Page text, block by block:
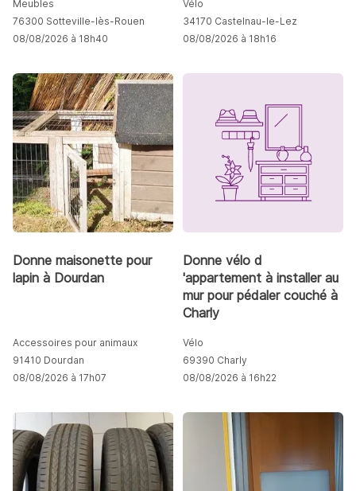
Meubles
76300 Sotteville-lès-Rouen
08/08/2026 à 18h40
Vélo
34170 Castelnau-le-Lez
08/08/2026 à 18h16
Donne maisonette pour
lapin à Dourdan
Accessoires pour animaux
91410 Dourdan
08/08/2026 à 17h07
Donne vélo d
'appartement à installer au
mur pour pédaler couché à
Charly
Vélo
69390 Charly
08/08/2026 à 16h22